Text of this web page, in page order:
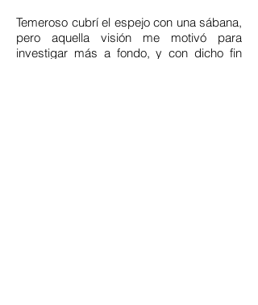
Temeroso cubrí el espejo con una sábana,
pero aquella visión me motivó para
investigar más a fondo, y con dicho fin